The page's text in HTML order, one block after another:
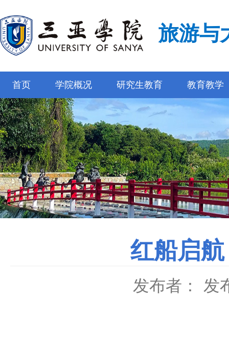
旅游与
首页 学院概况 研究生教育 教育教学
红船启
发布者： 发